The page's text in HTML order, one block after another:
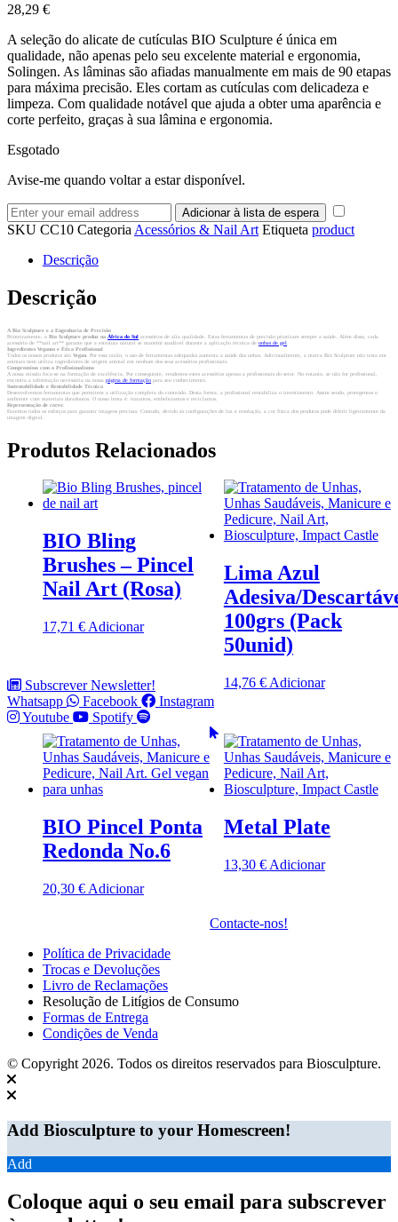
28,29 €
A seleção do alicate de cutículas BIO Sculpture é única em
qualidade, não apenas pelo seu excelente material e ergonomia,
Solingen. As lâminas são afiadas manualmente em mais de 90 etapas
para máxima precisão. Eles cortam as cutículas com delicadeza e
limpeza. Com qualidade notável que ajuda a obter uma aparência e
corte perfeito, graças à sua lâmina e ergonomia.
Esgotado
Avise-me quando voltar a estar disponível.
SKU CC10 Categoria Acessórios & Nail Art Etiqueta product
Descrição
Descrição
A Bio Sculpture e a Engenharia de Precisão
Primeiramente, a Bio Sculpture produz na África do Sul acessórios de alta qualidade. Estas ferramentas de precisão priorizam sempre a saúde. Além disso, cada
acessório de **nail art** garante que a estrutura natural se mantém saudável durante a aplicação técnica de unhas de gel
Ingredientes Veganos e Ética Profissional
Todos os nossos produtos são Vegan . Por essa razão, o uso de ferramentas adequadas aumenta a saúde das unhas. Adicionalmente, a marca Bio Sculpture não testa em
animais nem utiliza ingredientes de origem animal em nenhum dos seus acessórios profissionais.
Compromisso com o Profissionalismo
A nossa missão foca-se na formação de excelência. Por conseguinte, vendemos estes acessórios apenas a profissionais do setor. No entanto, se não for profissional,
encontra a informação necessária na nossa página de formação para seu conhecimento.
Sustentabilidade e Rentabilidade Técnica
Desenvolvemos ferramentas que permitem a utilização completa do conteúdo. Desta forma, a profissional rentabiliza o investimento. Assim sendo, protegemos o
ambiente com materiais duradouros. O nosso lema é: tratamos, embelezamos e reciclamos.
Representação de cores:
Fazemos todos os esforços para garantir imagens precisas. Contudo, devido às configurações de luz e resolução, a cor física dos produtos pode diferir ligeiramente da
imagem digital.
Produtos Relacionados
BIO Bling
Brushes – Pincel
Nail Art (Rosa)
17,71 € Adicionar
Lima Azul
Adesiva/
100grs (Pack
50unid)
14,76 € Adicionar
BIO Pincel Ponta
Redonda No.6
20,30 € Adicionar
Metal Plate
13,30 € Adicionar
Subscrever Newsletter!
Whatsapp
Facebook
Instagram
Youtube
Spotify
Contacte-nos!
Política de Privacidade
Trocas e Devoluções
Livro de Reclamações
Resolução de Litígios de Consumo
Formas de Entrega
Condições de Venda
© Copyright 2026. Todos os direitos reservados para Biosculpture.
Add Biosculpture to your Homescreen!
Add
Coloque aqui o seu email para subscrever